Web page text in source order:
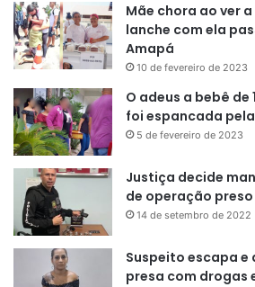
Mãe chora ao ver
lanche com ela
Amapá
10 de fevereiro de 2023
O adeus a bebê de
foi espancada
5 de fevereiro de 2023
Justiça decide
de operação preso
14 de setembro de 2022
Suspeito escapa e
presa com drogas